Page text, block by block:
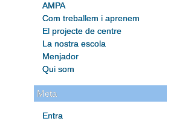
AMPA
Com treballem i aprenem
El projecte de centre
La nostra escola
Menjador
Qui som
Meta
Entra